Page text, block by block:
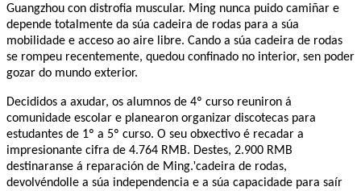
Guangzhou con distrofia muscular. Ming nunca puido camiñar e
depende totalmente da súa cadeira de rodas para a súa
mobilidade e acceso ao aire libre. Cando a súa cadeira de rodas
se rompeu recentemente, quedou confinado no interior, sen poder
gozar do mundo exterior.
Decididos a axudar, os alumnos de 4º curso reuniron á
comunidade escolar e planearon organizar discotecas para
estudantes de 1º a 5º curso. O seu obxectivo é recadar a
impresionante cifra de 4.764 RMB. Destes, 2.900 RMB
destinaranse á reparación de Ming.'cadeira de rodas,
devolvéndolle a súa independencia e a súa capacidade para saír